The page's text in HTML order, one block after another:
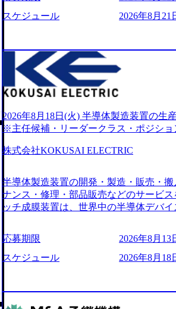
ロジーを提供してきたシンプレクスの
界のクライアントの企業価値の最大化
供するのが特徴（いわゆる総合コンサ
リアにSpir（槍）を指して切り開く
ス）していく”という位置づけ 一昔前
現在金融の売上割合は全体の3割。現
通信、エンタメ、教育、保健など幅広
サイン。 そのため、専門性を身に着け
キャリア形成が柔軟に可能な環境である
6007_1200x554.webp https://
04_ba6aaa1a-9ffc-4f2a-9b40-
r-vision-production.appspot.com/public/
e-97182898115f_960x510.webp シンプレ
行う「一気通貫体制」が特長 ビジネス
Xspearと、最先端テクノロジーに深い
あり、システム開発を担当することはな
oduction.appspot.com/public/images/
16a2_1153x543.webp メンバー情報
スケジュール
2026年8月21
2026年8月18日(火) 半導体製造装置の生
※主任候補・リーダークラス・ポジショ
株式会社KOKUSAI ELECTRIC
半導体製造装置の開発・製造・販売・
ナンス・修理・部品販売などのサービ
ッチ成膜装置は、世界中の半導体デバ
決に貢献することを目指している
未来につなぐベストパートナー Value:私
AIの加速等により半導体需要は世界中
blic/images/20260224131045_0fee4978-
ttps://storage.googleapis.com/our-vision-
1052_2abe7cb8-329e-4a45-a8f5-
応募期限
2026年8月13
スケジュール
2026年8月18